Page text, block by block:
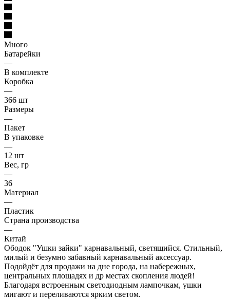
Много
Батарейки
—
В комплекте
Коробка
—
366 шт
Размеры
—
Пакет
В упаковке
—
12 шт
Вес, гр
—
36
Материал
—
Пластик
Страна производства
—
Китай
Ободок "Ушки зайки" карнавальный, светящийся. Стильный,
милый и безумно забавный карнавальный аксессуар.
Подойдёт для продажи на дне города, на набережных,
центральных площадях и др местах скопления людей!
Благодаря встроенным светодиодным лампочкам, ушки
мигают и переливаются ярким светом.